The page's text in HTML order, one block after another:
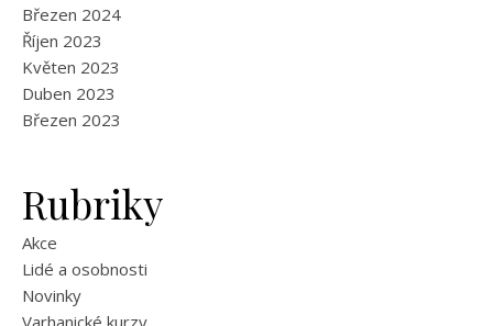
Březen 2024
Říjen 2023
Květen 2023
Duben 2023
Březen 2023
Rubriky
Akce
Lidé a osobnosti
Novinky
Varhanické kurzy